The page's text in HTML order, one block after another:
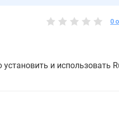
0
и использовать